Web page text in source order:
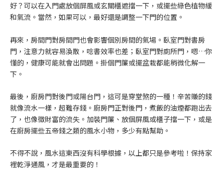
好？可以在入門處放個屏風或玄關櫃遮擋一下，或擺些綠色植物緩
和氣流。當然，如果可以，最好還是調整一下門的位置。
再來，房間門對房間門也會影響個別房間的氣場。臥室門對書房
門，注意力就容易渙散，唸書效率也差；臥室門對廁所門，嗯…你
懂的，健康可能就會出問題。掛個門簾或擺盆栽都能稍微化解一
下。
最後，廚房門對後門或陽台門，這可是穿堂煞的一種！辛苦賺的錢
就像流水一樣，超難存錢。廚房門正對後門，煮飯的油煙都跑出去
了，也像徵財富的流失。加裝門簾、放個屏風或櫃子擋一下，或是
在廚房擺些五帝錢之類的風水小物，多少有點幫助。
不得不說，風水這東西沒有科學根據，以上都只是參考啦！保持家
裡乾淨通風，才是最重要的！